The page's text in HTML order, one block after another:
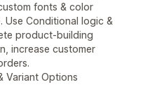
fonts & color
Use Conditional logic &
product-building
increase customer
Variant Options